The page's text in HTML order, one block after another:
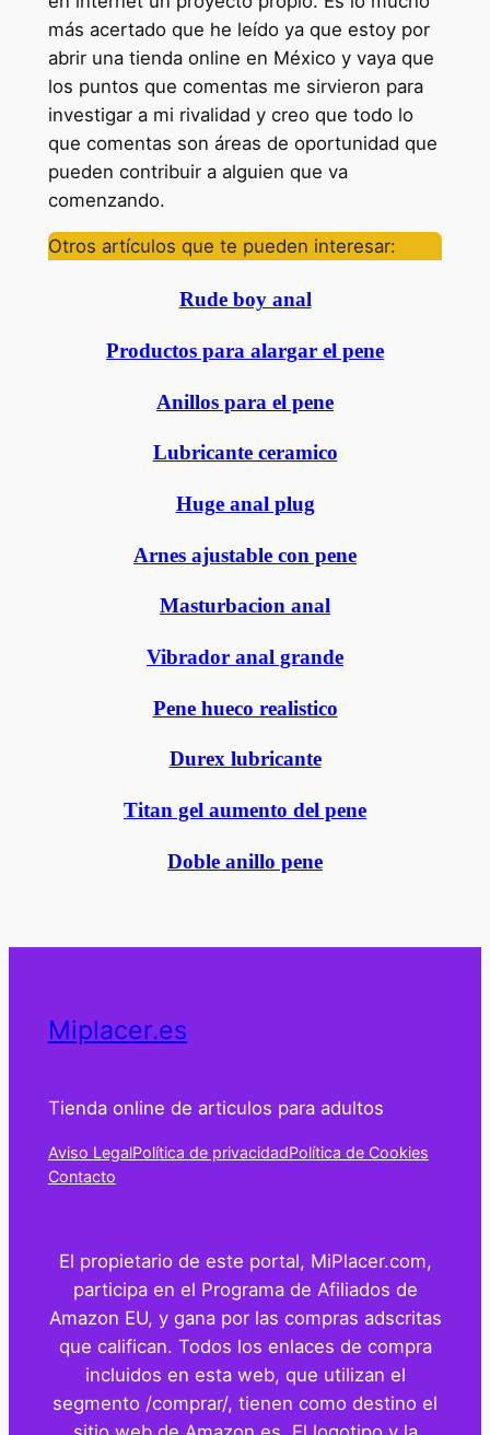
más acertado que he leído ya que estoy por
abrir una tienda online en México y vaya que
los puntos que comentas me sirvieron para
investigar a mi rivalidad y creo que todo lo
que comentas son áreas de oportunidad que
pueden contribuir a alguien que va
comenzando.
Otros artículos que te pueden interesar:
Rude boy anal
Productos para alargar el pene
Anillos para el pene
Lubricante ceramico
Huge anal plug
Arnes ajustable con pene
Masturbacion anal
Vibrador anal grande
Pene hueco realistico
Durex lubricante
Titan gel aumento del pene
Doble anillo pene
Miplacer.es
Tienda online de articulos para adultos
Aviso LegalPolítica de privacidadPolítica de Cookies
Contacto
El propietario de este portal, MiPlacer.com,
participa en el Programa de Afiliados de
Amazon EU, y gana por las compras adscritas
que califican. Todos los enlaces de compra
incluidos en esta web, que utilizan el
segmento /comprar/, tienen como destino el